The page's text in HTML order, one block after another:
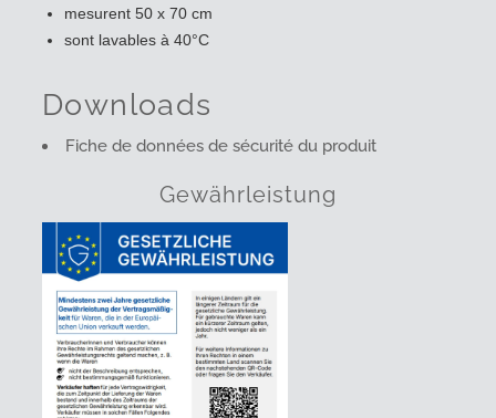
mesurent 50 x 70 cm
sont lavables à 40°C
Downloads
Fiche de données de sécurité du produit
Gewährleistung